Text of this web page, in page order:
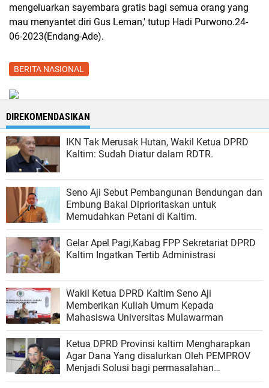
mengeluarkan sayembara gratis bagi semua orang yang
mau menyantet diri Gus Leman,' tutup Hadi Purwono.24-
06-2023(Endang-Ade).
BERITA NASIONAL
DIREKOMENDASIKAN
IKN Tak Merusak Hutan, Wakil Ketua DPRD
Kaltim: Sudah Diatur dalam RDTR.
Seno Aji Sebut Pembangunan Bendungan dan
Embung Bakal Diprioritaskan untuk
Memudahkan Petani di Kaltim.
Gelar Apel Pagi,Kabag FPP Sekretariat DPRD
Kaltim Ingatkan Tertib Administrasi
Wakil Ketua DPRD Kaltim Seno Aji
Memberikan Kuliah Umum Kepada
Mahasiswa Universitas Mulawarman
Ketua DPRD Provinsi kaltim Mengharapkan
Agar Dana Yang disalurkan Oleh PEMPROV
Menjadi Solusi bagi permasalahan
Pendidikan di Benua Etam.